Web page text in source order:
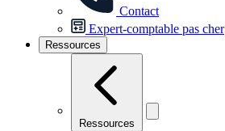
Contact
Expert-comptable pas cher
Ressources
Ressources